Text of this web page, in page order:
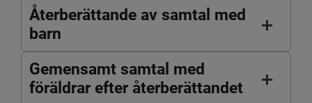
Återberättande av samtal med
barn
Gemensamt samtal med
föräldrar efter återberättandet